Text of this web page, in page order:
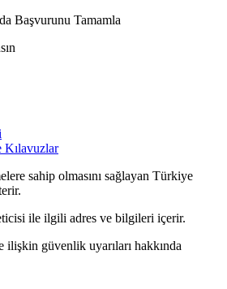
Başvurunu Tamamla
Kılavuzlar
sahip olmasını sağlayan Türkiye
ile ilgili adres ve bilgileri içerir.
ilişkin güvenlik uyarıları hakkında